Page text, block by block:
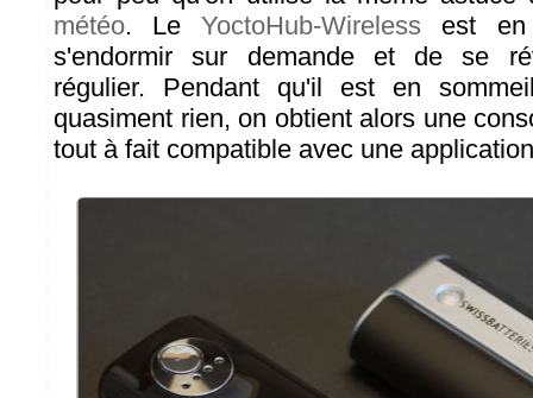
météo. LeYoctoHub-Wireless est en
s'endormir sur demande et de se
régulier. Pendant qu'il est en
quasiment rien, on obtient alors une
tout à fait compatible avec une